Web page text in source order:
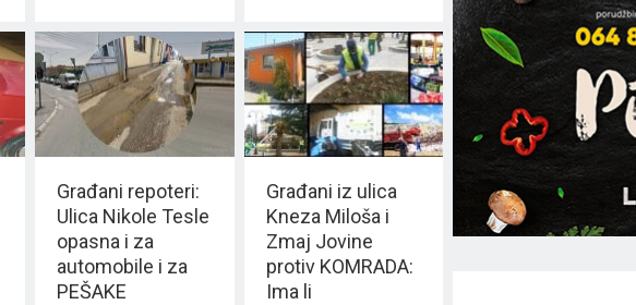
Građani repoteri:
Ulica Nikole Tesle
opasna i za
automobile i za
PEŠAKE
Građani iz ulica
Kneza Miloša i
Zmaj Jovine
protiv KOMRADA:
Ima li